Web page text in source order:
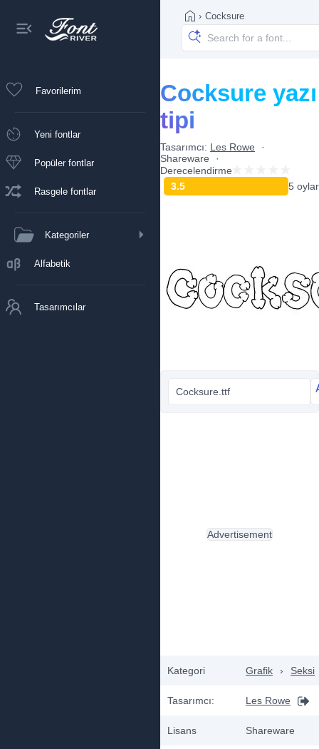
Favorilerim
Yeni fontlar
Popüler fontlar
Rasgele fontlar
Kategoriler
Alfabetik
Tasarımcılar
› Cocksure
Cocksure yazı
tipi
Tasarımcı: Les Rowe
Shareware
Derecelendirme
3.5
5 oylar
Cocksure.ttf
Kategori Grafik › Seksi
Tasarımcı: Les Rowe
Lisans Shareware
Advertisement